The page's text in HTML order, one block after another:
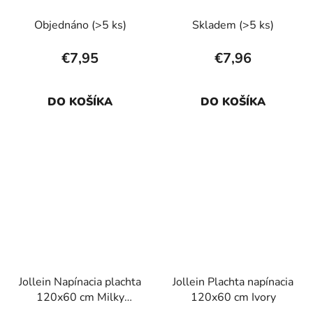
Objednáno (>5 ks)
€7,95
DO KOŠÍKA
Skladem (>5 ks)
€7,96
DO KOŠÍKA
Jollein Napínacia plachta
120x60 cm Milky
Jollein Plachta napínacia
120x60 cm Ivory